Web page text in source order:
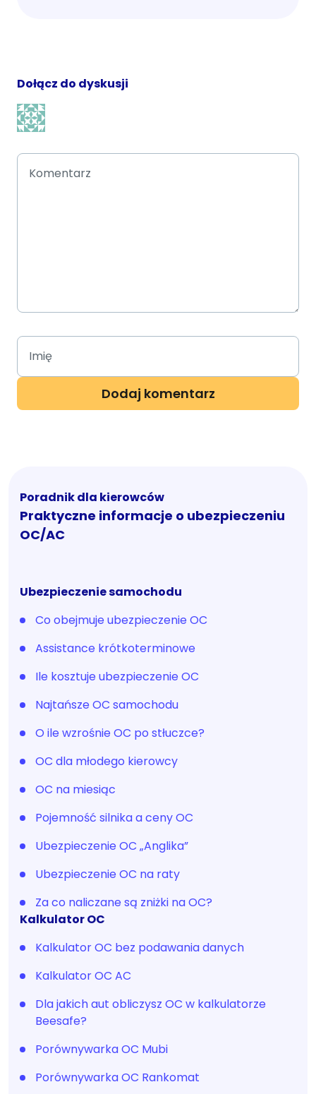
Dołącz do dyskusji
Poradnik dla kierowców
Praktyczne informacje o ubezpieczeniu
OC/AC
Ubezpieczenie samochodu
Co obejmuje ubezpieczenie OC
Assistance krótkoterminowe
Ile kosztuje ubezpieczenie OC
Najtańsze OC samochodu
O ile wzrośnie OC po stłuczce?
OC dla młodego kierowcy
OC na miesiąc
Pojemność silnika a ceny OC
Ubezpieczenie OC „Anglika”
Ubezpieczenie OC na raty
Za co naliczane są zniżki na OC?
Kalkulator OC
Kalkulator OC bez podawania danych
Kalkulator OC AC
Dla jakich aut obliczysz OC w kalkulatorze
Beesafe?
Porównywarka OC Mubi
Porównywarka OC Rankomat